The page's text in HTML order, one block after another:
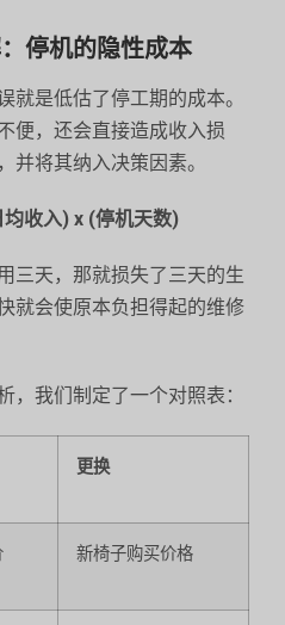
停机的隐性成本
就是低估了停工期的成本。
便，还会直接造成收入损
并将其纳入决策因素。
收入) x (停机天数)
三天，那就损失了三天的生
就会使原本负担得起的维修
，我们制定了一个对照表：
更换
新椅子购买价格